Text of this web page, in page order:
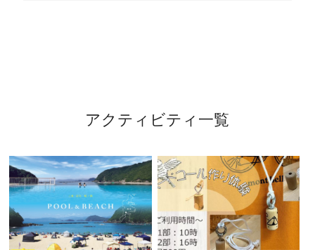
アクティビティ一覧